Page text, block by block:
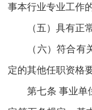
事本行业专业工作
（五）具有正
（六）符合
定的其他任职资格
第七条 事业单